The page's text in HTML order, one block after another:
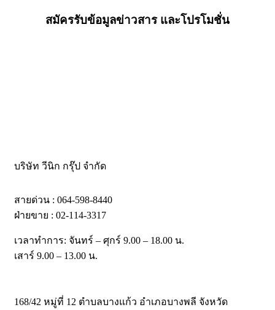
สมัครรับข้อมูลข่าวสาร และโปรโมชั่น
บริษัท วีนิก กรุ๊ป จำกัด
สายด่วน : 064-598-8440
ฝ่ายขาย : 02-114-3317
เวลาทำการ: จันทร์ – ศุกร์ 9.00 – 18.00 น.
เสาร์ 9.00 – 13.00 น.
168/42 หมู่ที่ 12 ตำบลบางแก้ว อำเภอบางพลี จังหวัด